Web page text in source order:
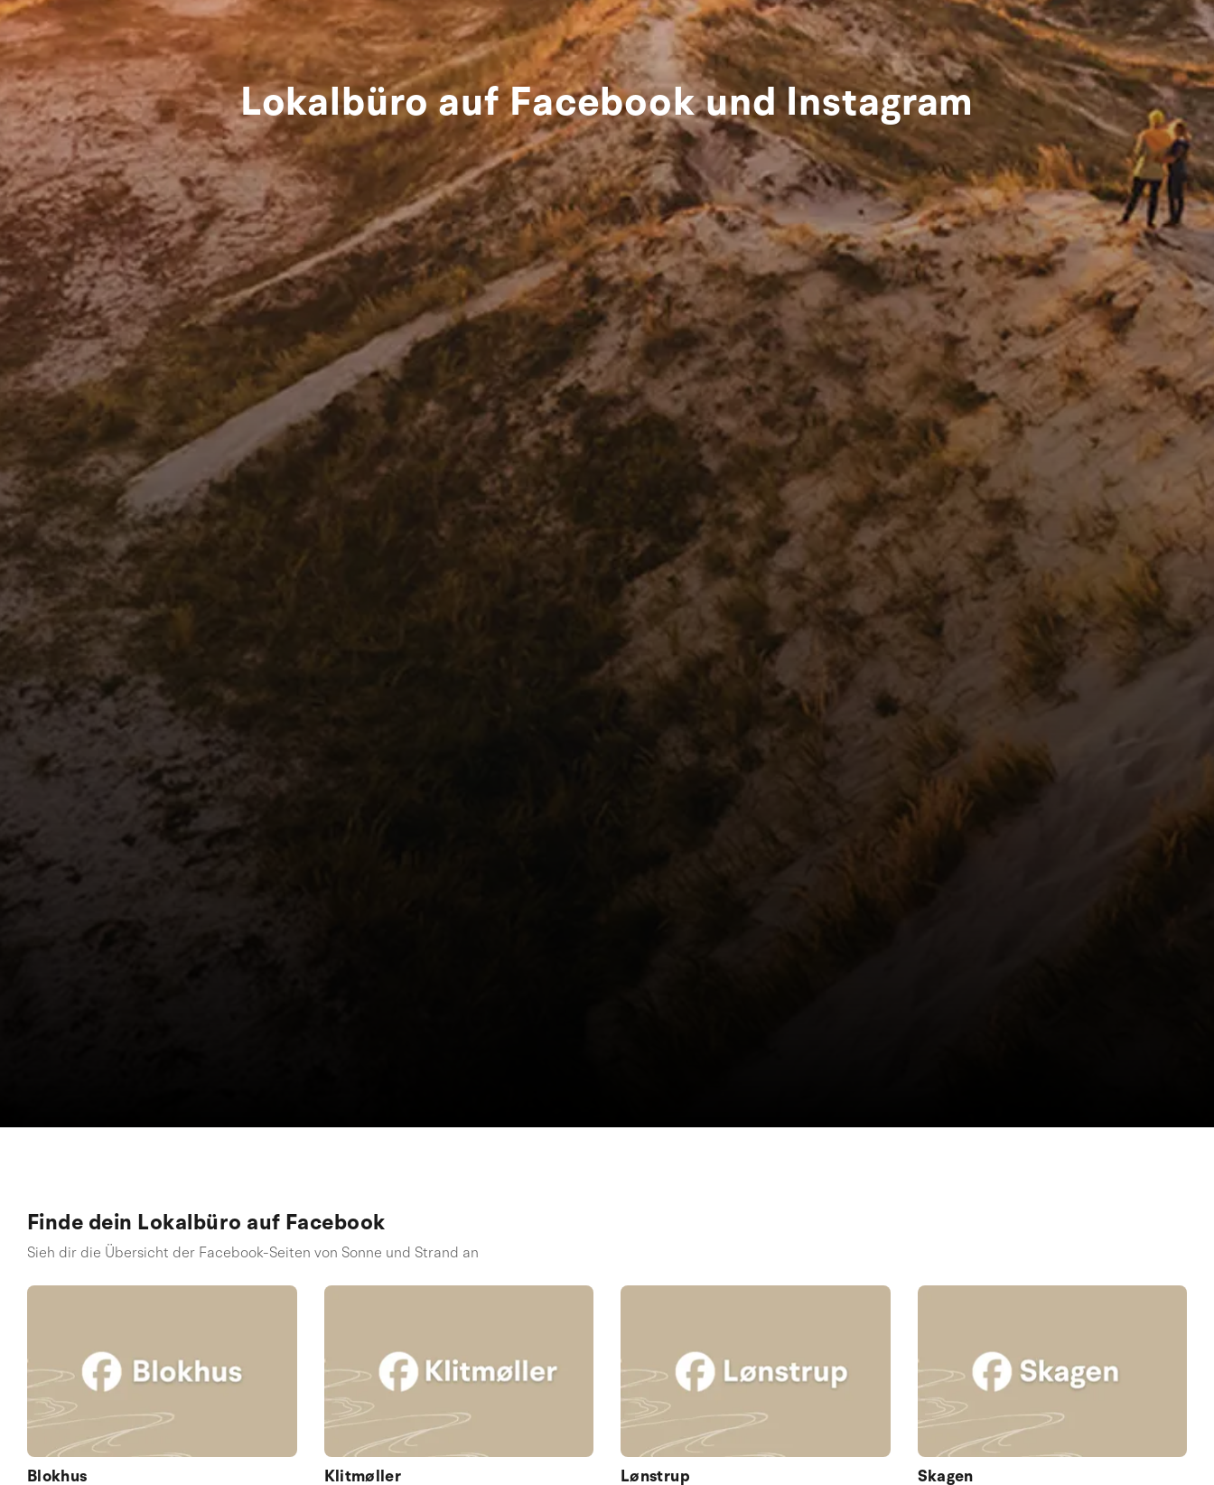
Lokalbüro auf Facebook und Instagram
Finde dein Lokalbüro auf Facebook
Sieh dir die Übersicht der Facebook-Seiten von Sonne und Strand an
Blokhus Klitmøller Lønstrup Skagen